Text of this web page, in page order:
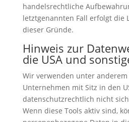
handelsrechtliche
letztgenannten Fall erfolgt die
dieser Gründe.
Hinweis zur
die USA und
Wir verwenden unter anderem
Unternehmen mit Sitz in den
datenschutzrechtlich nicht
Wenn diese Tools aktiv sind,